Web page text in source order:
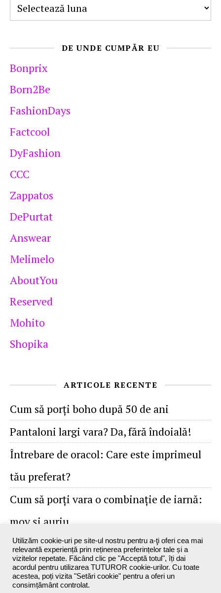
DE UNDE CUMPĂR EU
Bonprix
Born2Be
FashionDays
Factcool
DyFashion
CCC
Zappatos
DePurtat
Answear
Melimelo
AboutYou
Reserved
Mohito
Shopika
ARTICOLE RECENTE
Cum să porţi boho după 50 de ani
Pantaloni largi vara? Da, fără îndoială!
Întrebare de oracol: Care este imprimeul
tău preferat?
Cum să porţi vara o combinaţie de iarnă:
mov şi auriu
Utilizăm cookie-uri pe site-ul nostru pentru a-ţi oferi cea mai
relevantă experiență prin reținerea preferințelor tale și a
vizitelor repetate. Făcând clic pe "Acceptă totul", îți dai
acordul pentru utilizarea TUTUROR cookie-urilor. Cu toate
acestea, poți vizita "Setări cookie" pentru a oferi un
consimțământ controlat.